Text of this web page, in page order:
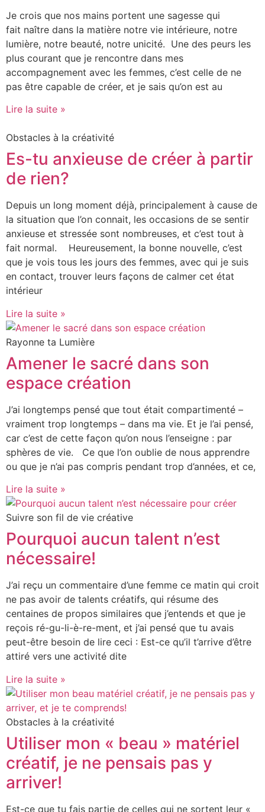
Je crois que nos mains portent une sagesse qui
fait naître dans la matière notre vie intérieure, notre
lumière, notre beauté, notre unicité. Une des peurs les
plus courant que je rencontre dans mes
accompagnement avec les femmes, c’est celle de ne
pas être capable de créer, et je sais qu’on est au
Lire la suite »
Obstacles à la créativité
Es-tu anxieuse de créer à partir
de rien?
Depuis un long moment déjà, principalement à cause de
la situation que l’on connait, les occasions de se sentir
anxieuse et stressée sont nombreuses, et c’est tout à
fait normal. Heureusement, la bonne nouvelle, c’est
que je vois tous les jours des femmes, avec qui je suis
en contact, trouver leurs façons de calmer cet état
intérieur
Lire la suite »
Rayonne ta Lumière
Amener le sacré dans son
espace création
J’ai longtemps pensé que tout était compartimenté –
vraiment trop longtemps – dans ma vie. Et je l’ai pensé,
car c’est de cette façon qu’on nous l’enseigne : par
sphères de vie. Ce que l’on oublie de nous apprendre
ou que je n’ai pas compris pendant trop d’années, et ce,
Lire la suite »
Suivre son fil de vie créative
Pourquoi aucun talent n’est
nécessaire!
J’ai reçu un commentaire d’une femme ce matin qui croit
ne pas avoir de talents créatifs, qui résume des
centaines de propos similaires que j’entends et que je
reçois ré-gu-li-è-re-ment, et j’ai pensé que tu avais
peut-être besoin de lire ceci : Est-ce qu’il t’arrive d’être
attiré vers une activité dite
Lire la suite »
Obstacles à la créativité
Utiliser mon « beau » matériel
créatif, je ne pensais pas y
arriver!
Est-ce que tu fais partie de celles qui ne sortent leur «